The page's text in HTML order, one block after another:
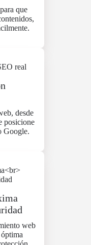
que
desde
posicione
Google.
web